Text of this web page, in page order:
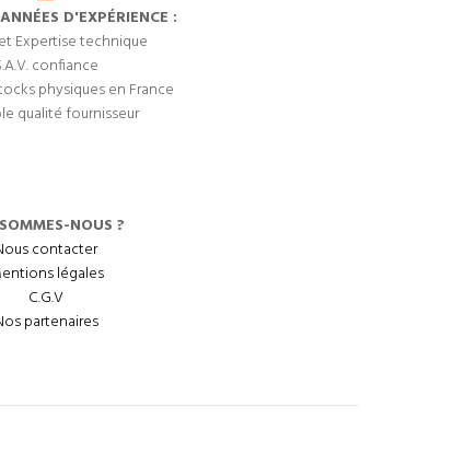
D'EXPÉRIENCE :
Expertise technique
confiance
physiques en France
qualité fournisseur
NOUS ?
contacter
légales
C.G.V
partenaires